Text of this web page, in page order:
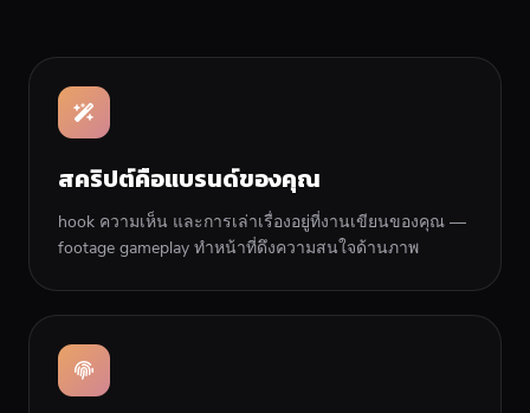
สคริปต์คือแบรนด์ของคุณ
hook ความเห็น และการเล่าเรื่องอยู่ที่งานเขียนของคุณ —
footage gameplay ทำหน้าที่ดึงความสนใจด้านภาพ